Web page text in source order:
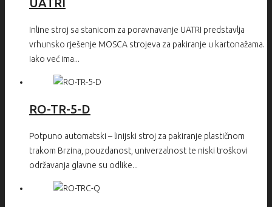
Inline stroj sa stanicom za poravnavanje UATRI predstavlja
vrhunsko rješenje MOSCA strojeva za pakiranje u kartonažama.
Iako već ima...
RO-TR-5-D
Potpuno automatski – linijski stroj za pakiranje plastičnom
trakom Brzina, pouzdanost, univerzalnost te niski troškovi
održavanja glavne su odlike...